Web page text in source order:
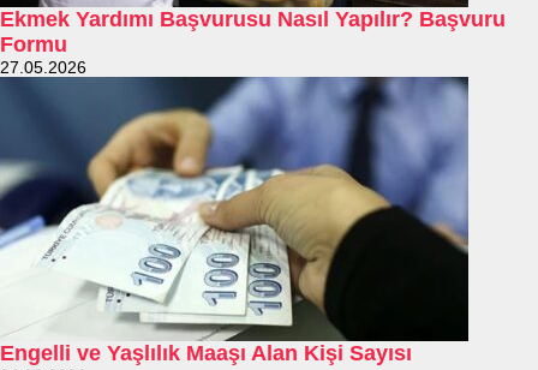
Ekmek Yardımı Başvurusu Nasıl Yapılır? Başvuru
Formu
27.05.2026
Engelli ve Yaşlılık Maaşı Alan Kişi Sayısı